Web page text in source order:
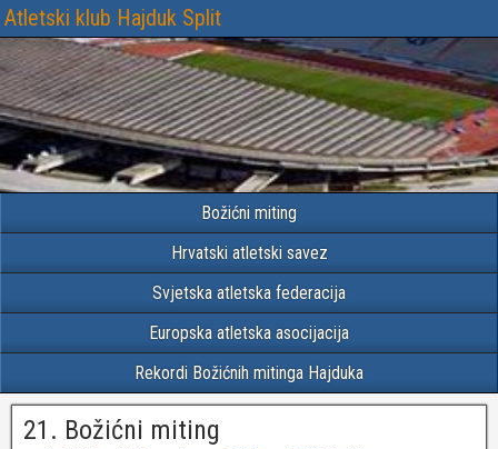
Atletski klub Hajduk Split
Božićni miting
Hrvatski atletski savez
Svjetska atletska federacija
Europska atletska asocijacija
Rekordi Božićnih mitinga Hajduka
21. Božićni miting